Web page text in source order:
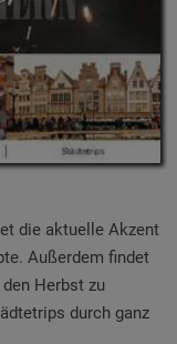
die aktuelle Akzent
Außerdem findet
Herbst zu
durch ganz